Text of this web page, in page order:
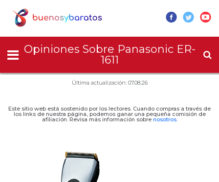
Opiniones Sobre Panasonic ER-
1611
Última actualización: 07.08.26
Este sitio web está sostenido por los lectores. Cuando compras a través de
los links de nuestra página, podemos ganar una pequeña comisión de
afiliación. Revisa más información sobre nosotros.